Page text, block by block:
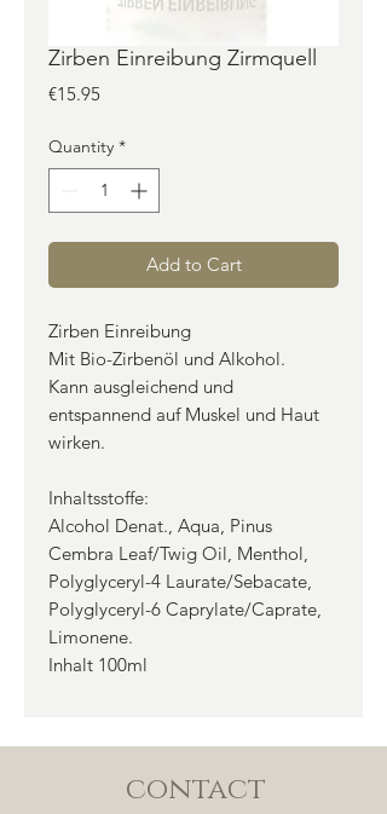
Zirben Einreibung Zirmquell
€15.95Price
Quantity *
Add to Cart
Zirben Einreibung
Mit Bio-Zirbenöl und Alkohol.
Kann ausgleichend und
entspannend auf Muskel und Haut
wirken.
Inhaltsstoffe:
Alcohol Denat., Aqua, Pinus
Cembra Leaf/Twig Oil, Menthol,
Polyglyceryl-4 Laurate/Sebacate,
Polyglyceryl-6 Caprylate/Caprate,
Limonene.
Inhalt 100ml
contact